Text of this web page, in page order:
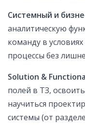
Системный и
аналитическую
команду в
процессы без
Solution &
полей в ТЗ,
научиться
системы (от